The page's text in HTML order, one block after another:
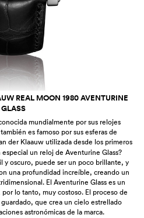
REAL MOON 1980 AVENTURINE
GLASS
mundialmente por sus relojes
es famoso por sus esferas de
der Klaauw utilizada desde los primeros
un reloj de Aventurine Glass?
y oscuro, puede ser un poco brillante, y
una profundidad increíble, creando un
El Aventurine Glass es un
lo tanto, muy costoso. El proceso de
que crea un cielo estrellado
astronómicas de la marca.